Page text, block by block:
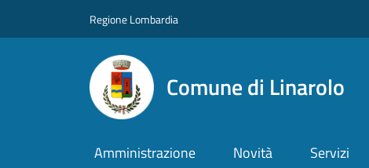
Regione Lombardia
Comune di Linarolo
Amministrazione Novità Servizi